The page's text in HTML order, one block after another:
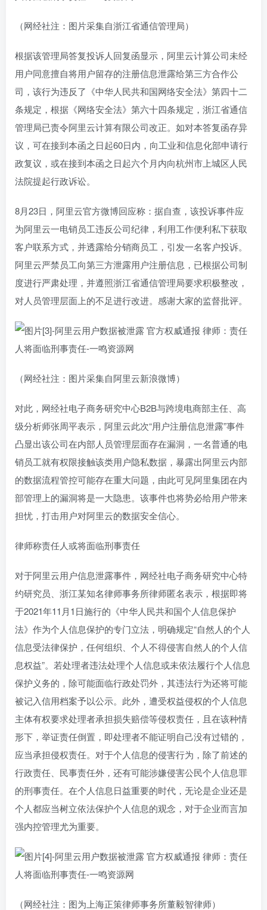
（网经社注：图片采集自浙江省通信管理局）
根据该管理局答复投诉人回复函显示，阿里云计算公司未经
用户同意擅自将用户留存的注册信息泄露给第三方合作公
司，该行为违反了《中华人民共和国网络安全法》第四十二
条规定，根据《网络安全法》第六十四条规定，浙江省通信
管理局已责令阿里云计算有限公司改正。如对本答复函存异
议，可在接到本函之日起60日内，向工业和信息化部申请行
政复议，或在接到本函之日起六个月内向杭州市上城区人民
法院提起行政诉讼。
8月23日，阿里云官方微博回应称：据自查，该投诉事件应
为阿里云一电销员工违反公司纪律，利用工作便利私下获取
客户联系方式，并透露给分销商员工，引发一名客户投诉。
阿里云严禁员工向第三方泄露用户注册信息，已根据公司制
度进行严肃处理，并遵照浙江省通信管理局要求积极整改，
对人员管理层面上的不足进行改进。感谢大家的监督批评。
（网经社注：图片采集自阿里云新浪微博）
对此，网经社电子商务研究中心B2B与跨境电商部主任、高
级分析师张周平表示，阿里云此次“用户注册信息泄露”事件
凸显出该公司在内部人员管理层面存在漏洞，一名普通的电
销员工就有权限接触该类用户隐私数据，暴露出阿里云内部
的数据流程管控可能存在重大问题，由此可见阿里集团在内
部管理上的漏洞将是一大隐患。该事件也将势必给用户带来
担忧，打击用户对阿里云的数据安全信心。
律师称责任人或将面临刑事责任
对于阿里云用户信息泄露事件，网经社电子商务研究中心特
约研究员、浙江某知名律师事务所律师匿名表示，根据即将
于2021年11月1日施行的《中华人民共和国个人信息保护
法》作为个人信息保护的专门立法，明确规定“自然人的个人
信息受法律保护，任何组织、个人不得侵害自然人的个人信
息权益”。若处理者违法处理个人信息或未依法履行个人信息
保护义务的，除可能面临行政处罚外，其违法行为还将可能
被记入信用档案予以公示。此外，遭受权益侵权的个人信息
主体有权要求处理者承担损失赔偿等侵权责任，且在该种情
形下，举证责任倒置，即处理者不能证明自己没有过错的，
应当承担侵权责任。对于个人信息的侵害行为，除了前述的
行政责任、民事责任外，还有可能涉嫌侵害公民个人信息罪
的刑事责任。在个人信息日益重要的时代，无论是企业还是
个人都应当树立依法保护个人信息的观念，对于企业而言加
强内控管理尤为重要。
（网经社注：图为上海正策律师事务所董毅智律师）